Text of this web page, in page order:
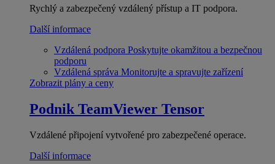
Rychlý a zabezpečený vzdálený přístup a IT podpora.
Další informace
Vzdálená podpora Poskytujte okamžitou a bezpečnou
podporu
Vzdálená správa Monitorujte a spravujte zařízení
Zobrazit plány a ceny
Podnik TeamViewer Tensor
Vzdálené připojení vytvořené pro zabezpečené operace.
Další informace